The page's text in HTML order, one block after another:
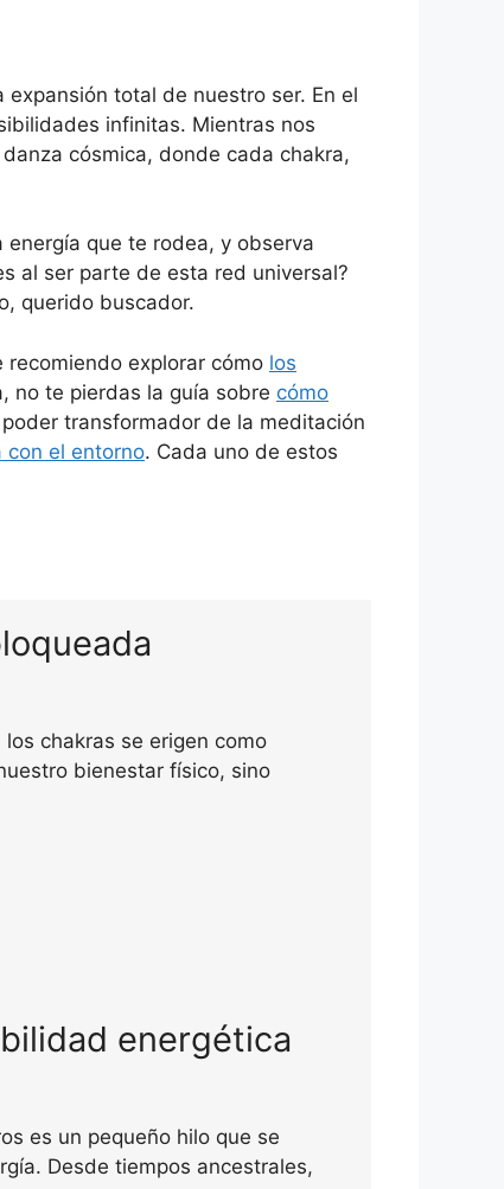
total de nuestro ser. En el
infinitas. Mientras nos
cósmica, donde cada chakra,
que te rodea, y observa
al ser parte de esta red universal?
querido buscador.
explorar cómo los
no te pierdas la guía sobre cómo
transformador de la meditación
con el entorno. Cada uno de estos
chakras se erigen como
bienestar físico, sino
energética
es un pequeño hilo que se
Desde tiempos ancestrales,